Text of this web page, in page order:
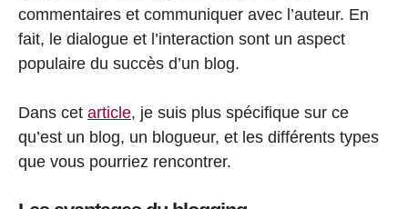
commentaires et communiquer avec l’auteur. En
fait, le dialogue et l’interaction sont un aspect
populaire du succès d’un blog.
Dans cet article, je suis plus spécifique sur ce
qu’est un blog, un blogueur, et les différents types
que vous pourriez rencontrer.